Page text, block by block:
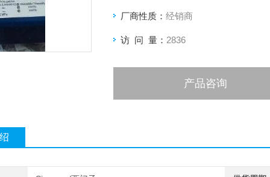
厂商性质： 经销商
访 问 量： 2836
产品咨询